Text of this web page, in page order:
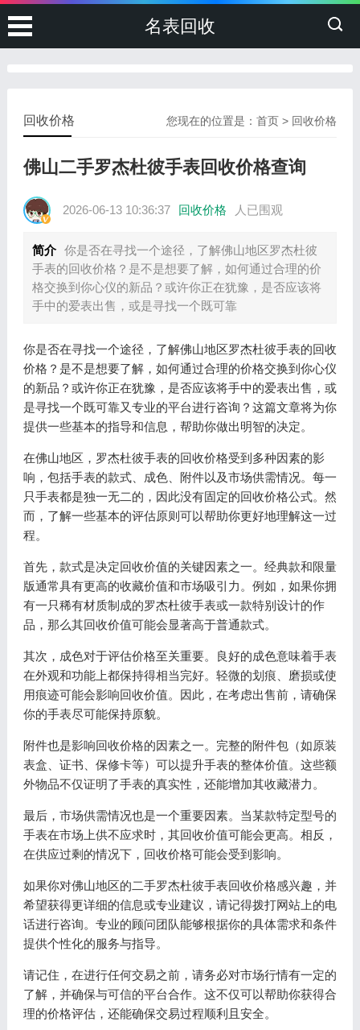
名表回收
您现在的位置是：首页 > 回收价格
回收价格
佛山二手罗杰杜彼手表回收价格查询
2026-06-13 10:36:37 回收价格 人已围观
简介 你是否在寻找一个途径，了解佛山地区罗杰杜彼
手表的回收价格？是不是想要了解，如何通过合理的价
格交换到你心仪的新品？或许你正在犹豫，是否应该将
手中的爱表出售，或是寻找一个既可靠
你是否在寻找一个途径，了解佛山地区罗杰杜彼手表的回收
价格？是不是想要了解，如何通过合理的价格交换到你心仪
的新品？或许你正在犹豫，是否应该将手中的爱表出售，或
是寻找一个既可靠又专业的平台进行咨询？这篇文章将为你
提供一些基本的指导和信息，帮助你做出明智的决定。
在佛山地区，罗杰杜彼手表的回收价格受到多种因素的影
响，包括手表的款式、成色、附件以及市场供需情况。每一
只手表都是独一无二的，因此没有固定的回收价格公式。然
而，了解一些基本的评估原则可以帮助你更好地理解这一过
程。
首先，款式是决定回收价值的关键因素之一。经典款和限量
版通常具有更高的收藏价值和市场吸引力。例如，如果你拥
有一只稀有材质制成的罗杰杜彼手表或一款特别设计的作
品，那么其回收价值可能会显著高于普通款式。
其次，成色对于评估价格至关重要。良好的成色意味着手表
在外观和功能上都保持得相当完好。轻微的划痕、磨损或使
用痕迹可能会影响回收价值。因此，在考虑出售前，请确保
你的手表尽可能保持原貌。
附件也是影响回收价格的因素之一。完整的附件包（如原装
表盒、证书、保修卡等）可以提升手表的整体价值。这些额
外物品不仅证明了手表的真实性，还能增加其收藏潜力。
最后，市场供需情况也是一个重要因素。当某款特定型号的
手表在市场上供不应求时，其回收价值可能会更高。相反，
在供应过剩的情况下，回收价格可能会受到影响。
如果你对佛山地区的二手罗杰杜彼手表回收价格感兴趣，并
希望获得更详细的信息或专业建议，请记得拨打网站上的电
话进行咨询。专业的顾问团队能够根据你的具体需求和条件
提供个性化的服务与指导。
请记住，在进行任何交易之前，请务必对市场行情有一定的
了解，并确保与可信的平台合作。这不仅可以帮助你获得合
理的价格评估，还能确保交易过程顺利且安全。